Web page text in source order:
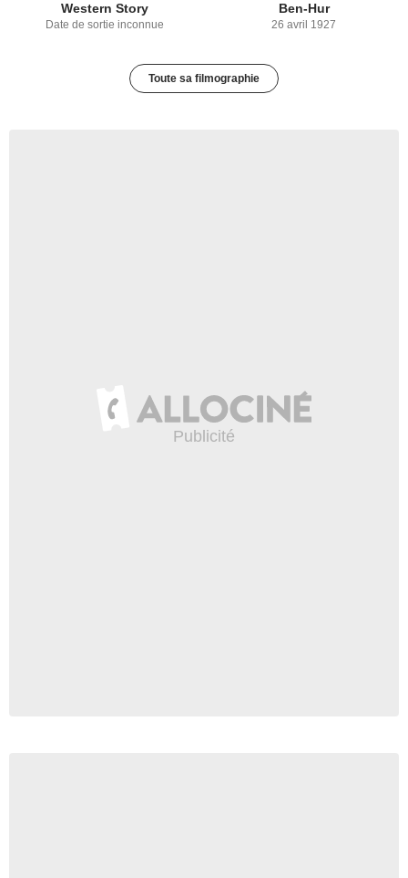
Western Story
Date de sortie inconnue
Ben-Hur
26 avril 1927
Toute sa filmographie